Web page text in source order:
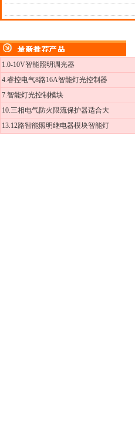
1.0-10V智能照明调光器
4.睿控电气8路16A智能灯光控制器
7.智能灯光控制模块
10.三相电气防火限流保护器适合大
13.12路智能照明继电器模块智能灯